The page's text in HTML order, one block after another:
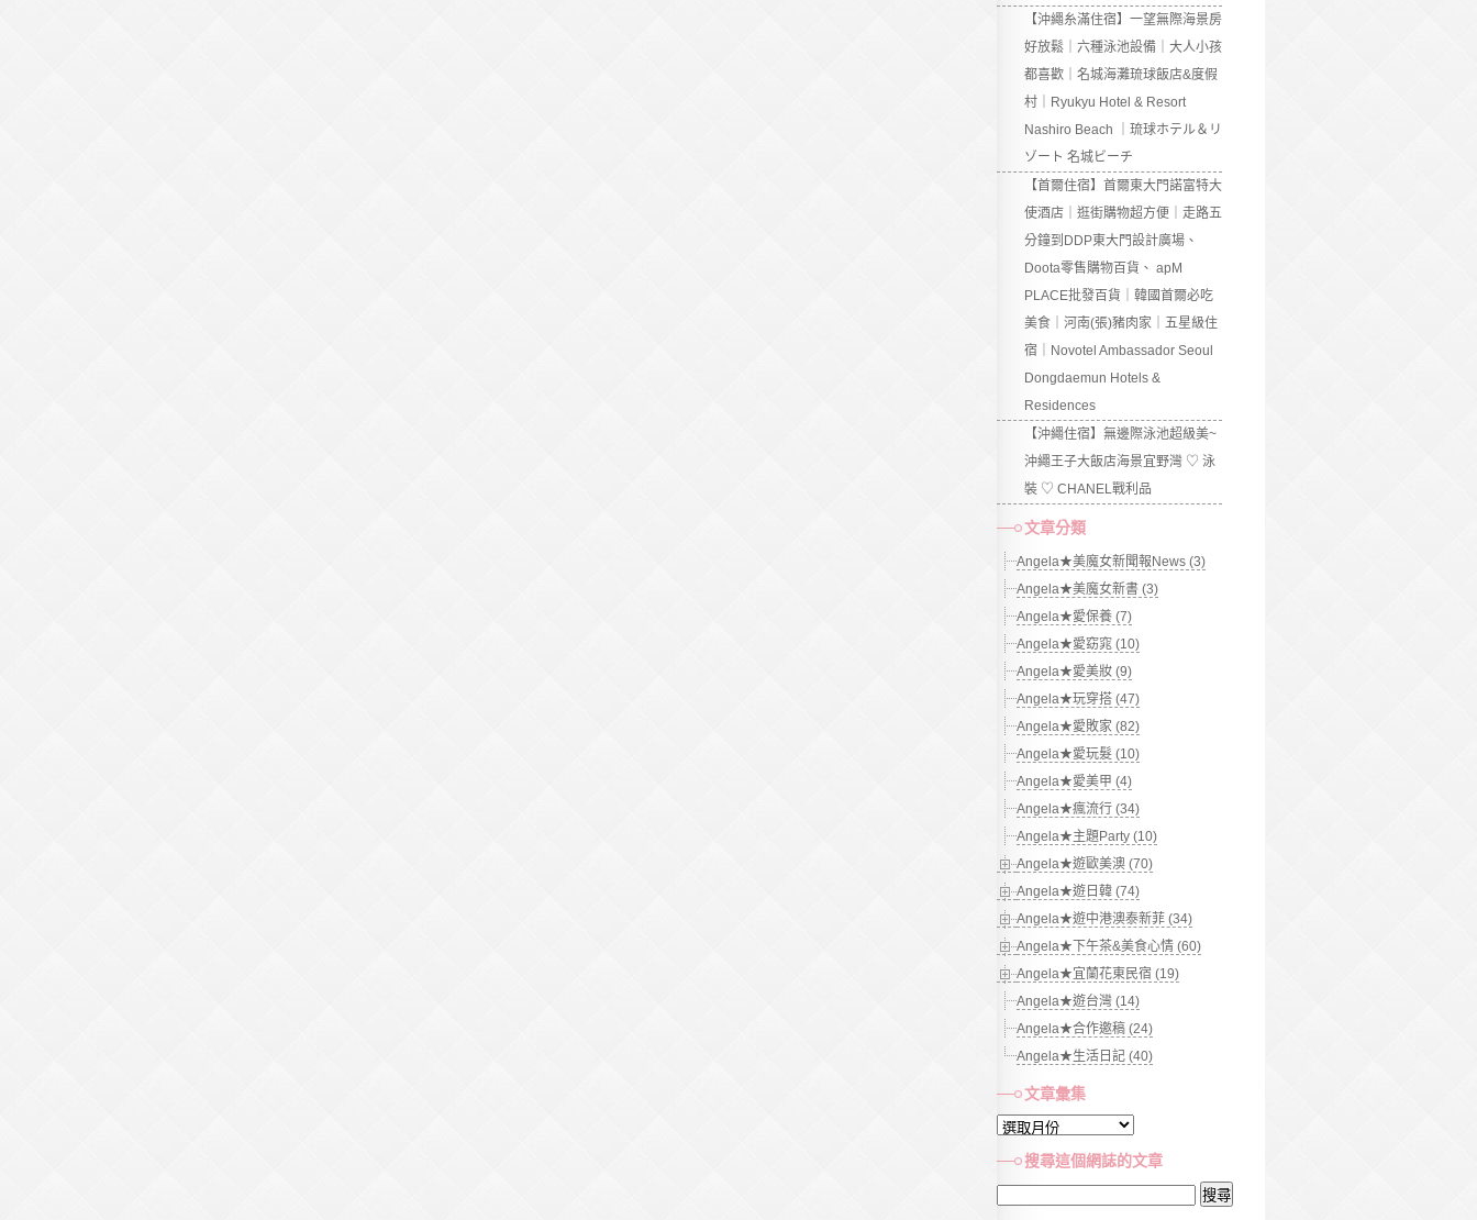
【沖繩糸滿住宿】一望無際海景房
好放鬆｜六種泳池設備｜大人小孩
都喜歡｜名城海灘琉球飯店&度假
村｜Ryukyu Hotel & Resort
Nashiro Beach ｜琉球ホテル＆リ
ゾート 名城ビーチ
【首爾住宿】首爾東大門諾富特大
使酒店｜逛街購物超方便｜走路五
分鐘到DDP東大門設計廣場、
Doota零售購物百貨、 apM
PLACE批發百貨｜韓國首爾必吃
美食｜河南(張)豬肉家｜五星級住
宿｜Novotel Ambassador Seoul
Dongdaemun Hotels &
Residences
【沖繩住宿】無邊際泳池超級美~
沖繩王子大飯店海景宜野灣 ♡ 泳
裝 ♡ CHANEL戰利品
文章分類
Angela★美魔女新聞報News (3)
Angela★美魔女新書 (3)
Angela★愛保養 (7)
Angela★愛窈窕 (10)
Angela★愛美妝 (9)
Angela★玩穿搭 (47)
Angela★愛敗家 (82)
Angela★愛玩髮 (10)
Angela★愛美甲 (4)
Angela★瘋流行 (34)
Angela★主題Party (10)
Angela★遊歐美澳 (70)
Angela★遊日韓 (74)
Angela★遊中港澳泰新菲 (34)
Angela★下午茶&美食心情 (60)
Angela★宜蘭花東民宿 (19)
Angela★遊台灣 (14)
Angela★合作邀稿 (24)
Angela★生活日記 (40)
文章彙集
文
彙
集
搜尋這個網誌的文章